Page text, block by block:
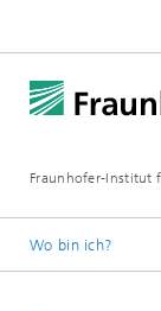
Fraunhofer-Institut
Wo bin ich?